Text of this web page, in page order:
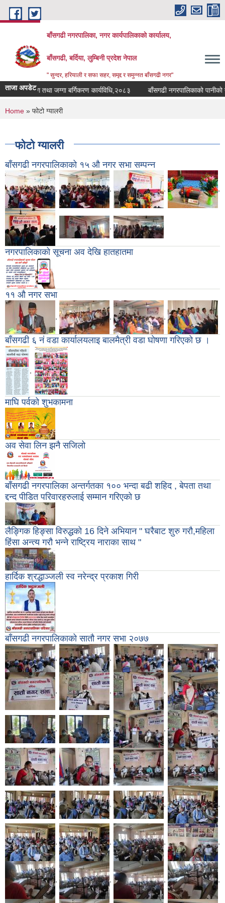
Skip to main content
बाँसगढी नगरपालिका, नगर कार्यपालिकाकाे कार्यालय,
बाँसगढी, बर्दिया, लुम्बिनी प्रदेश नेपाल
" सुन्दर, हरियाली र सफा सहर, समृद्द र समुन्नत बाँसगढी नगर"
ताजा अपडेट
भूउपयोग तथा जग्गा बर्गिकरण कार्यविधि,२०८३ बाँसगढी नगरपालिकाको पानीको
You are here
Home » फोटो ग्यालरी
फोटो ग्यालरी
बाँसगढी नगरपालिकाको १५ ‌औ नगर सभा सम्पन्न
, , , ,
, ,
नगरपालिकाको सूचना अव देखि हातहातमा
११ औ नगर सभा
, , ,
बाँसगढी ६ नं वडा कार्यालयलाइ बालमैत्री वडा घोषणा गरिएको छ ।
माघि पर्वको शुभकामना
अव सेवा लिन झनै सजिलो
बाँसगढी नगरपालिका अन्तर्गतका १०० भन्दा बढी शहिद , बेपता तथा
द्दन्द पीडित परिवारहरुलाई सम्मान गरिएको छ
लैङ्गिक हिङ्सा विरुद्धको 16 दिने अभियान " घरैबाट शुरु गरौ,महिला
हिंसा अन्त्य गरौ भन्ने राष्ट्रिय नाराका साथ "
हार्दिक श्रद्धाञ्जली स्व नरेन्द्र प्रकाश गिरी
बाँसगढी नगरपालिकाको साताै नगर सभा २०७७
, , , ,
, , , ,
, , , ,
, , , ,
, , , ,
, , , ,